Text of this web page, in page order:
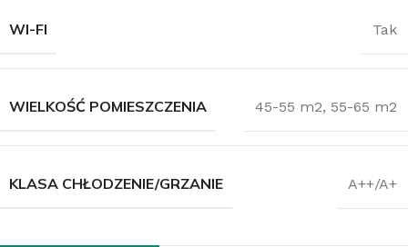
WI-FI Tak
WIELKOŚĆ POMIESZCZENIA 45-55 m2, 55-65 m2
KLASA CHŁODZENIE/GRZANIE A++/A+